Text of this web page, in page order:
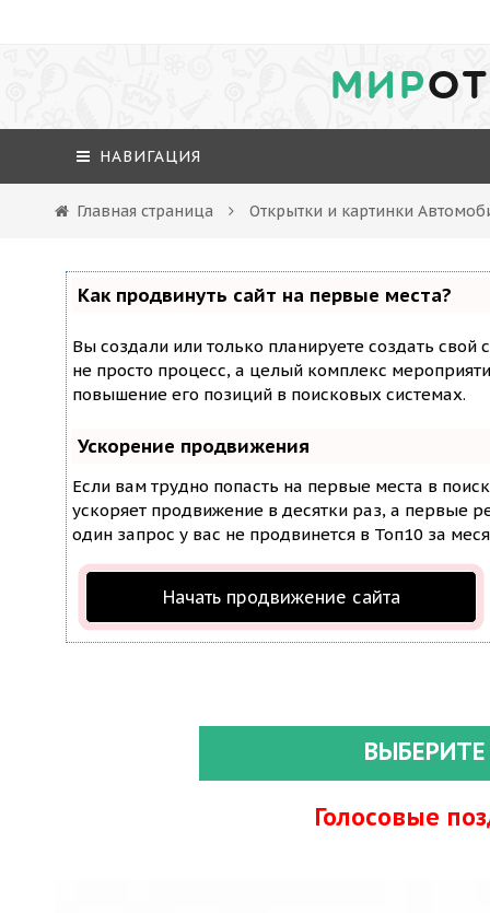
МИР
НАВИГАЦИЯ
Главная страница Открытки и картинки
Как продвинуть сайт на первые места?
Вы создали или только планируете создать свой
не просто процесс, а целый комплекс
повышение его позиций в поисковых системах.
Ускорение продвижения
Если вам трудно попасть на первые места в
ускоряет продвижение в десятки раз, а первые
один запрос у вас не продвинется в Топ10 за
Начать продвижение сайта
Голосовые